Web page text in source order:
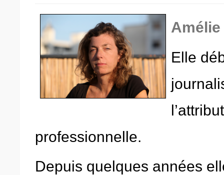
Elle
professionnelle.
Depuis quelques années